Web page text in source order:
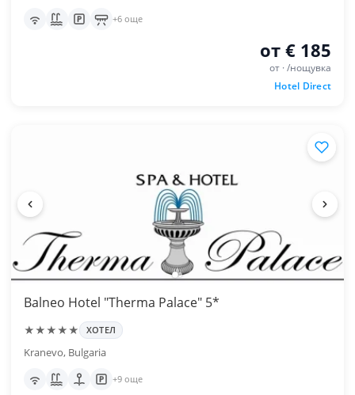
+6 още
от € 185
от · /нощувка
Hotel Direct
Balneo Hotel "Therma Palace" 5*
★★★★★ ХОТЕЛ
Kranevo, Bulgaria
+9 още